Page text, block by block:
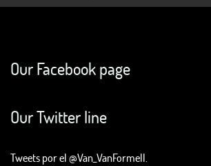
Our Facebook page
Our Twitter line
Tweets por el @Van_VanFormell.